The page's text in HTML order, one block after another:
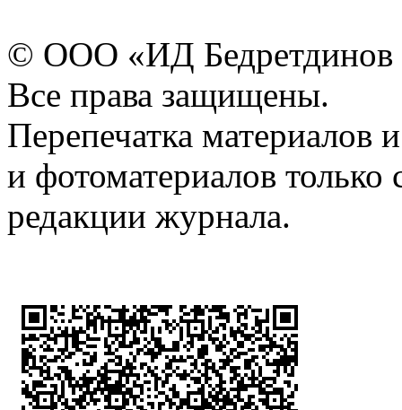
© ООО «ИД
Все права защищены.
Перепечатка материалов
и фотоматериалов
редакции журнала.